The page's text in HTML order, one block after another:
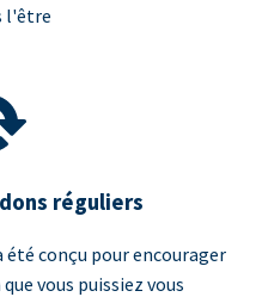
l'être
réguliers
été conçu pour encourager
vous puissiez vous